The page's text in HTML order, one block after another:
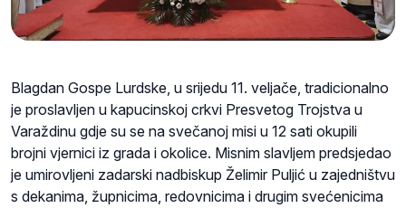
Blagdan Gospe Lurdske, u srijedu 11. veljače, tradicionalno
je proslavljen u kapucinskoj crkvi Presvetog Trojstva u
Varaždinu gdje su se na svečanoj misi u 12 sati okupili
brojni vjernici iz grada i okolice. Misnim slavljem predsjedao
je umirovljeni zadarski nadbiskup Želimir Puljić u zajedništvu
s dekanima, župnicima, redovnicima i drugim svećenicima